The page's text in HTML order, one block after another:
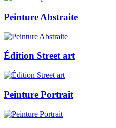
Peinture Abstraite
Édition Street art
Peinture Portrait